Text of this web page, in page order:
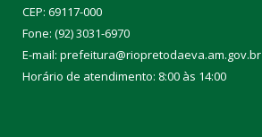
CEP: 69117-000
Fone: (92) 3031-6970
E-mail: prefeitura@riopretodaeva.am.gov.br
Horário de atendimento: 8:00 às 14:00